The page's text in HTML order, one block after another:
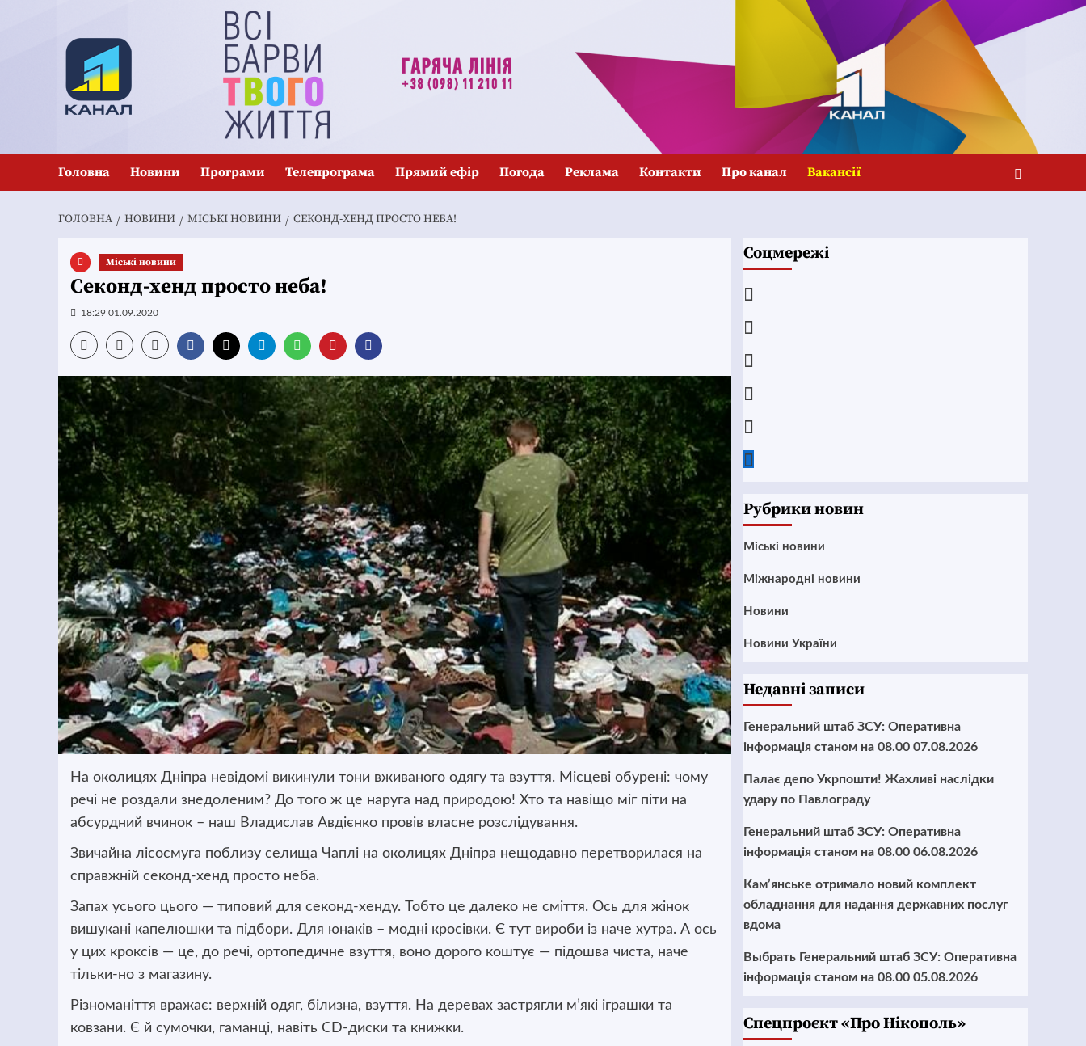
Головна Новини Програми Телепрограма Прямий ефір Погода Реклама Контакти Про канал Вакансії
ГОЛОВНА НОВИНИ MІСЬКІ НОВИНИ СЕКОНД-ХЕНД ПРОСТО НЕБА!
Mіські новини
Секонд-хенд просто неба!
18:29 01.09.2020
На околицях Дніпра невідомі викинули тони вживаного одягу та взуття. Місцеві обурені: чому
речі не роздали знедоленим? До того ж це наруга над природою! Хто та навіщо міг піти на
абсурдний вчинок – наш Владислав Авдієнко провів власне розслідування.
Звичайна лісосмуга поблизу селища Чаплі на околицях Дніпра нещодавно перетворилася на
справжній секонд-хенд просто неба.
Запах усього цього — типовий для секонд-хенду. Тобто це далеко не сміття. Ось для жінок
вишукані капелюшки та підбори. Для юнаків – модні кросівки. Є тут вироби із наче хутра. А ось
у цих кроксів — це, до речі, ортопедичне взуття, воно дорого коштує — підошва чиста, наче
тільки-но з магазину.
Різноманіття вражає: верхній одяг, білизна, взуття. На деревах застрягли м’які іграшки та
ковзани. Є й сумочки, гаманці, навіть CD-диски та книжки.
Соцмережі
Рубрики новин
Mіські новини
Міжнародні новини
Новини
Новини України
Недавні записи
Генеральний штаб ЗСУ: Оперативна
інформація станом на 08.00 07.08.2026
Палає депо Укрпошти! Жахливі наслідки
удару по Павлограду
Генеральний штаб ЗСУ: Оперативна
інформація станом на 08.00 06.08.2026
Кам’янське отримало новий комплект
обладнання для надання державних послуг
вдома
Выбрать Генеральний штаб ЗСУ: Оперативна
інформація станом на 08.00 05.08.2026
Cпецпроєкт «Про Нікополь»